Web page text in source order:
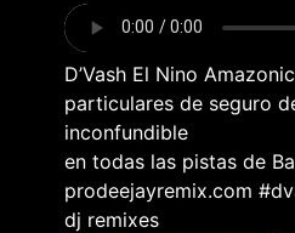
D’Vash El Nino
particulares de seguro
inconfundible
en todas las pistas de
prodeejayremix.com
dj remixes